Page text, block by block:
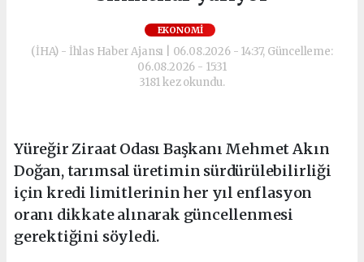
EKONOMI
(İHA) - İhlas Haber Ajansı | 06.08.2026 - 14:37, Güncelleme:
06.08.2026 - 15:31
3181 kez okundu.
Yüreğir Ziraat Odası Başkanı Mehmet Akın
Doğan, tarımsal üretimin sürdürülebilirliği
için kredi limitlerinin her yıl enflasyon
oranı dikkate alınarak güncellenmesi
gerektiğini söyledi.